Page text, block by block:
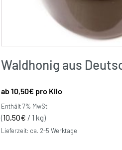
Waldhonig aus
10,50€pro Kilo
Enthält 7% MwSt
(10,50€ / 1 kg)
Lieferzeit: ca. 2-5 Werktage